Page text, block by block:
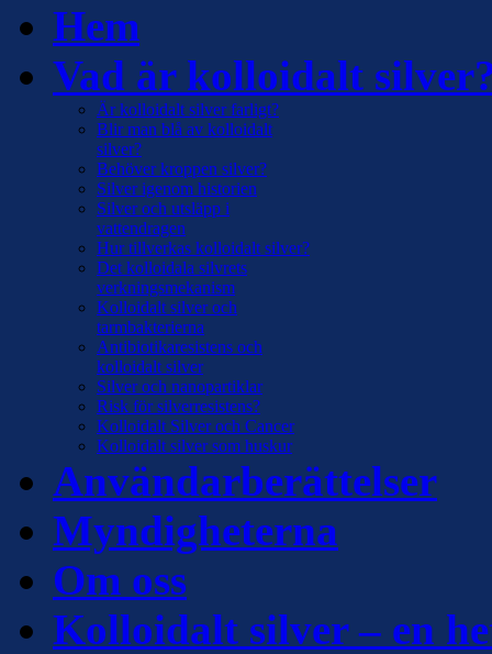
Hem
Vad är kolloidalt
Är kolloidalt silver farligt?
Blir man blå av kolloidalt
silver?
Behöver kroppen silver?
Silver igenom historien
Silver och utsläpp i
vattendragen
Hur tillverkas kolloidalt silver?
Det kolloidala silvrets
verkningsmekanism
Kolloidalt silver och
tarmbakterierna
Antibiotikaresistens och
kolloidalt silver
Silver och nanopartiklar
Risk för silverresistens?
Kolloidalt Silver och Cancer
Kolloidalt silver som huskur
Användarberättelser
Myndigheterna
Om oss
Kolloidalt silver – en